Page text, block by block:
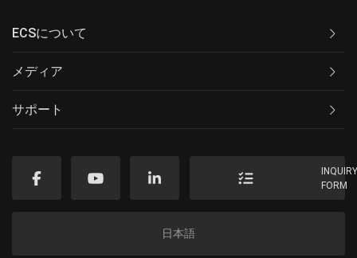
ECSについて
メディア
サポート
FORM
日本語